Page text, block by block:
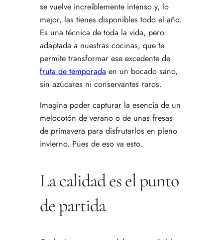
se vuelve increíblemente intenso y, lo
mejor, las tienes disponibles todo el año.
Es una técnica de toda la vida, pero
adaptada a nuestras cocinas, que te
permite transformar ese excedente de
fruta de temporada en un bocado sano,
sin azúcares ni conservantes raros.
Imagina poder capturar la esencia de un
melocotón de verano o de unas fresas
de primavera para disfrutarlos en pleno
invierno. Pues de eso va esto.
La calidad es el punto
de partida